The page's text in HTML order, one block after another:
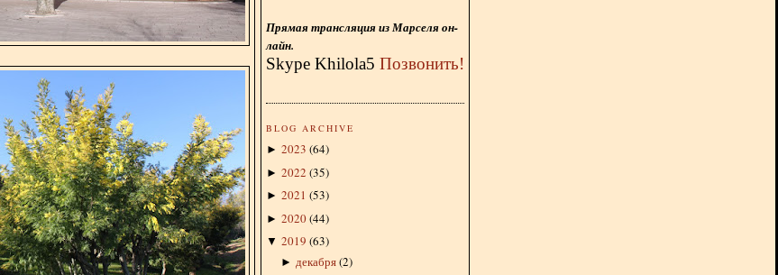
Прямая трансляция из Марселя он-
лайн.
Skype Khilola5 Позвонить!
BLOG ARCHIVE
► 2023 (64)
► 2022 (35)
► 2021 (53)
► 2020(44)
▼ 2019 (63)
► декабря(2)